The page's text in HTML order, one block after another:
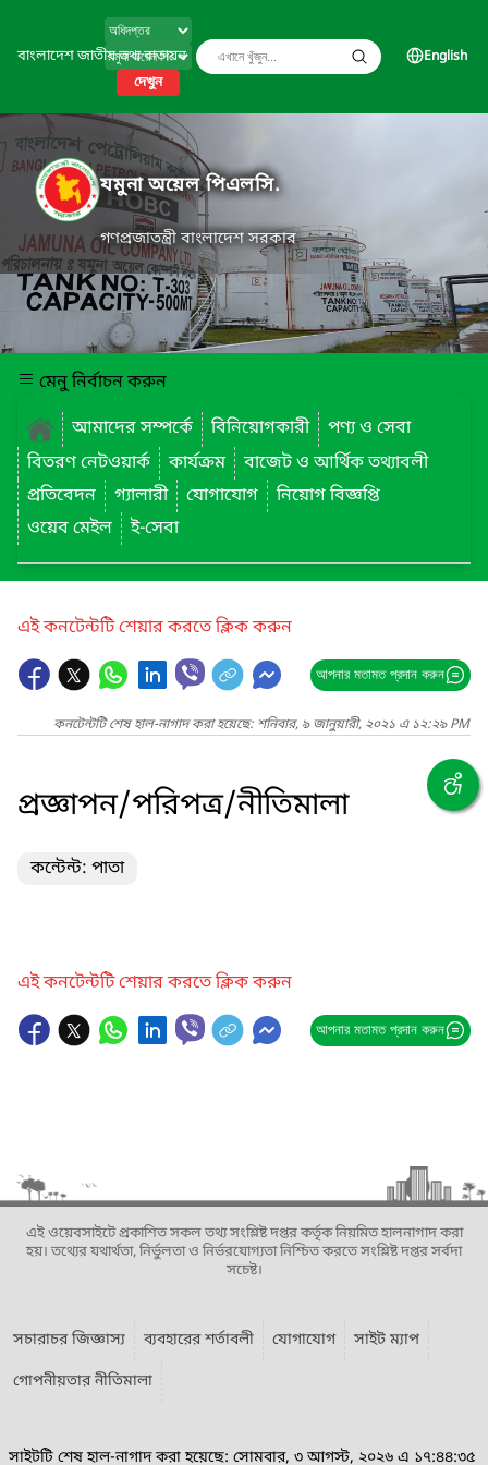
বাংলাদেশ জাতীয় তথ্য বাতায়ন
দেখুন
English
যমুনা অয়েল পিএলসি.
গণপ্রজাতন্ত্রী বাংলাদেশ সরকার
মেনু নির্বাচন করুন
আমাদের সম্পর্কে
বিনিয়োগকারী
পণ্য ও সেবা
বিতরণ নেটওয়ার্ক
কার্যক্রম
বাজেট ও আর্থিক তথ্যাবলী
প্রতিবেদন
গ্যালারী যোগাযোগ
নিয়োগ বিজ্ঞপ্তি
ওয়েব মেইল
ই-সেবা
এই কনটেন্টটি শেয়ার করতে ক্লিক করুন
আপনার মতামত প্রদান করুন
কনটেন্টটি শেষ হাল-নাগাদ করা হয়েছে: শনিবার, ৯ জানুয়ারী, ২০২১ এ ১২:২৯ PM
প্রজ্ঞাপন/পরিপত্র/নীতিমালা
কন্টেন্ট: পাতা
এই কনটেন্টটি শেয়ার করতে ক্লিক করুন
আপনার মতামত প্রদান করুন
এই ওয়েবসাইটে প্রকাশিত সকল তথ্য সংশ্লিষ্ট দপ্তর কর্তৃক নিয়মিত হালনাগাদ করা
হয়। তথ্যের যথার্থতা, নির্ভুলতা ও নির্ভরযোগ্যতা নিশ্চিত করতে সংশ্লিষ্ট দপ্তর সর্বদা
সচেষ্ট।
সচারাচর জিজ্ঞাস্য ব্যবহারের শর্তাবলী যোগাযোগ
সাইট ম্যাপ
গোপনীয়তার নীতিমালা
সাইটটি শেষ হাল-নাগাদ করা হয়েছে: সোমবার, ৩ আগস্ট, ২০২৬ এ ১৭:৪৪:৩৫